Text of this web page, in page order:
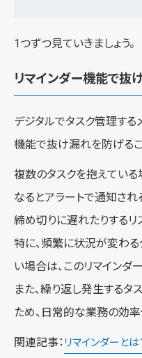
1つずつ見ていきましょう。
リマインダー機能で抜
デジタルでタスク管理する
機能で抜け漏れを防げるこ
複数のタスクを抱えてい
なるとアラートで通知され
締め切りに遅れたりするリ
特に、頻繁に状況が変わ
い場合は、このリマインダ
また、繰り返し発生するタ
ため、日常的な業務の効率
関連記事： リマインダーと